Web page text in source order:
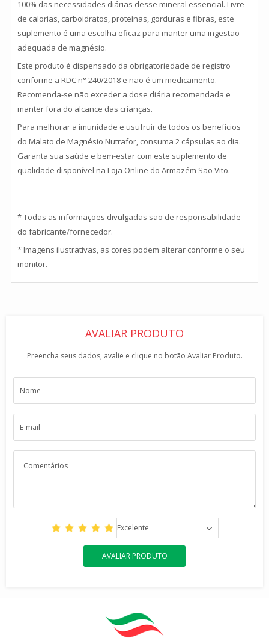
100% das necessidades diárias desse mineral essencial. Livre
de calorias, carboidratos, proteínas, gorduras e fibras, este
suplemento é uma escolha eficaz para manter uma ingestão
adequada de magnésio.
Este produto é dispensado da obrigatoriedade de registro
conforme a RDC n° 240/2018 e não é um medicamento.
Recomenda-se não exceder a dose diária recomendada e
manter fora do alcance das crianças.
Para melhorar a imunidade e usufruir de todos os benefícios
do Malato de Magnésio Nutrafor, consuma 2 cápsulas ao dia.
Garanta sua saúde e bem-estar com este suplemento de
qualidade disponível na Loja Online do Armazém São Vito.
* Todas as informações divulgadas são de responsabilidade
do fabricante/fornecedor.
* Imagens ilustrativas, as cores podem alterar conforme o seu
monitor.
AVALIAR PRODUTO
Preencha seus dados, avalie e clique no botão Avaliar Produto.
Excelente
AVALIAR PRODUTO